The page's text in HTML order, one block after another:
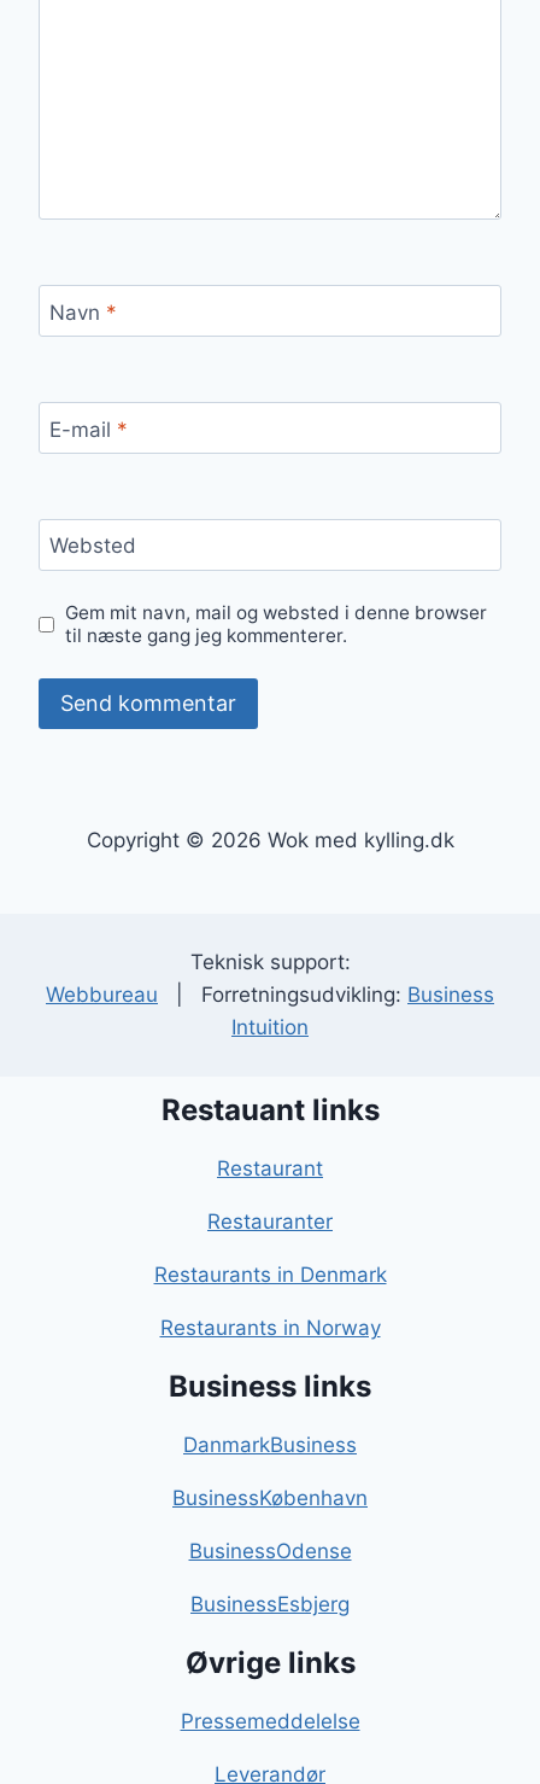
Navn *
E-mail *
Websted
Gem mit navn, mail og websted i denne browser
til næste gang jeg kommenterer.
Copyright © 2026 Wok med kylling.dk
Teknisk support:
Webbureau | Forretningsudvikling: Business
Intuition
Restauant links
Restaurant
Restauranter
Restaurants in Denmark
Restaurants in Norway
Business links
DanmarkBusiness
BusinessKøbenhavn
BusinessOdense
BusinessEsbjerg
Øvrige links
Pressemeddelelse
Leverandør